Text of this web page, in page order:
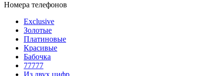
Номера телефонов
Exclusive
Золотые
Платиновые
Красивые
Бабочка
77777
Из двух цифр